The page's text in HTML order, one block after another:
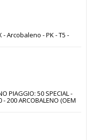
Arcobaleno - PK - T5 -
PIAGGIO: 50 SPECIAL -
200 ARCOBALENO (OEM